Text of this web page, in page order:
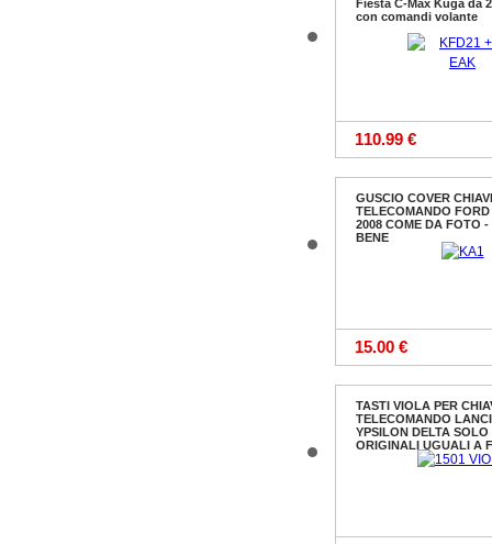
Fiesta C-Max Kuga da
con comandi volante
110.99 €
GUSCIO COVER
TELECOMANDO
2008 COME DA FOTO -
BENE
15.00 €
TASTI VIOLA PER
TELECOMANDO
YPSILON DELTA SOLO
ORIGINALI UGUALI A